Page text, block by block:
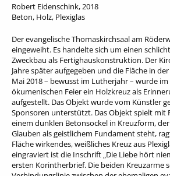
Robert Eidenschink, 2018
Beton, Holz, Plexiglas
Der evangelische Thomaskirchsaal am
eingeweiht. Es handelte sich um einen
Zweckbau als Fertighauskonstruktion. Der
Jahre später aufgegeben und die Fläche in
Mai 2018 – bewusst im Lutherjahr – wurde
ökumenischen Feier ein Holzkreuz als
aufgestellt. Das Objekt wurde vom Künstler
Sponsoren unterstützt. Das Objekt spielt mit
einem dunklen Betonsockel in Kreuzform,
Glauben als geistlichem Fundament steht,
Fläche wirkendes, weißliches Kreuz aus
eingraviert ist die Inschrift „Die Liebe hört
ersten Korintherbrief. Die beiden Kreuzarme